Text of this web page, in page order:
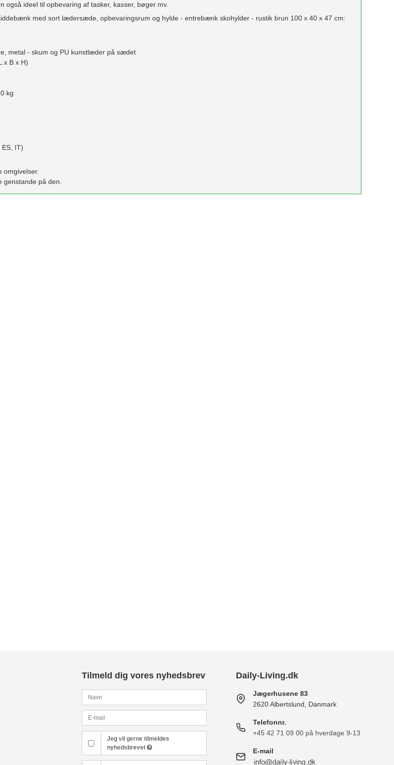
også ideel til opbevaring af tasker, kasser, bøger mv.
med sort lædersæde, opbevaringsrum og hylde - entrebænk skohylder - rustik brun 100 x 40 x 47 cm:
metal - skum og PU kunstlæder på sædet
x B x H)
kg
IT)
omgivelser.
på den.
Tilmeld dig vores nyhedsbrev
Jeg vil gerne tilmeldes
nyhedsbrevet
Daily-Living.dk
Jægerhusene 83
2620 Albertslund, Danmark
Telefonnr.
+45 42 71 09 00 på hverdage 9-13
E-mail